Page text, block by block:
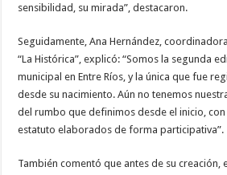
sensibilidad, su mirada”, destacaron.
Seguidamente, Ana Hernández,
“La Histórica”, explicó: “Somos la segunda
municipal en Entre Ríos, y la única que fue
desde su nacimiento. Aún no tenemos
del rumbo que definimos desde el inicio, con
estatuto elaborados de forma participativa”.
También comentó que antes de su creación,